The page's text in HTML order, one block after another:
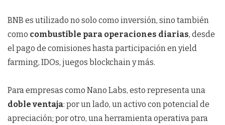
BNB es utilizado no solo como inversión, sino también
como combustible para operaciones diarias, desde
el pago de comisiones hasta participación en yield
farming, IDOs, juegos blockchain y más.
Para empresas como Nano Labs, esto representa una
doble ventaja: por un lado, un activo con potencial de
apreciación; por otro, una herramienta operativa para